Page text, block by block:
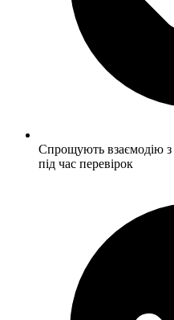
Спрощують взаємодію з
під час перевірок